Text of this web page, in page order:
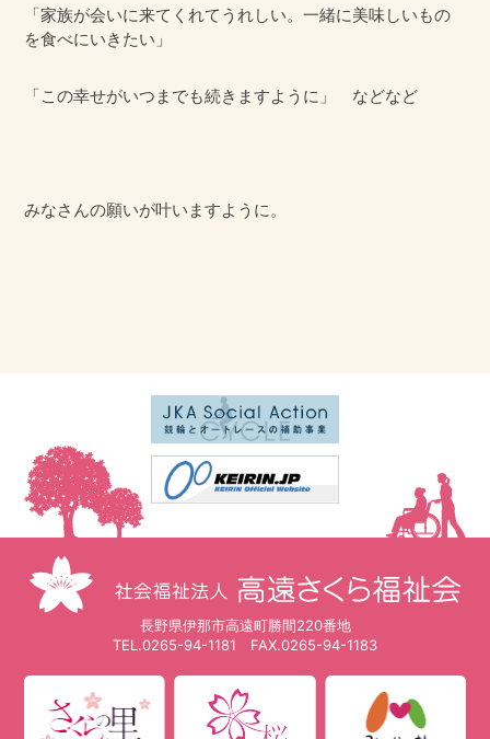
「家族が会いに来てくれてうれしい。一緒に美味しいもの
を食べにいきたい」
「この幸せがいつまでも続きますように」 などなど
みなさんの願いが叶いますように。
長野県伊那市高遠町勝間220番地
TEL.0265-94-1181 FAX.0265-94-1183